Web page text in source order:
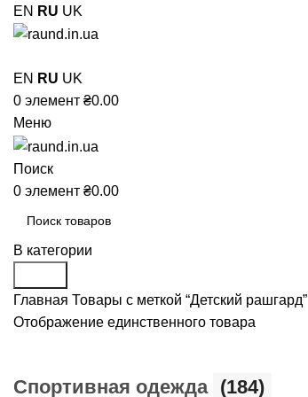
EN RU UK
EN RU UK
0 элемент ₴0.00
Меню
Поиск
0 элемент ₴0.00
В категории
Главная Товары с меткой “Детский рашгард”
Отображение единственного товара
Cпортивная одежда (184)